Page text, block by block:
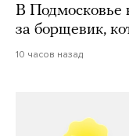
В Подмосковье
за борщевик,
10 часов назад